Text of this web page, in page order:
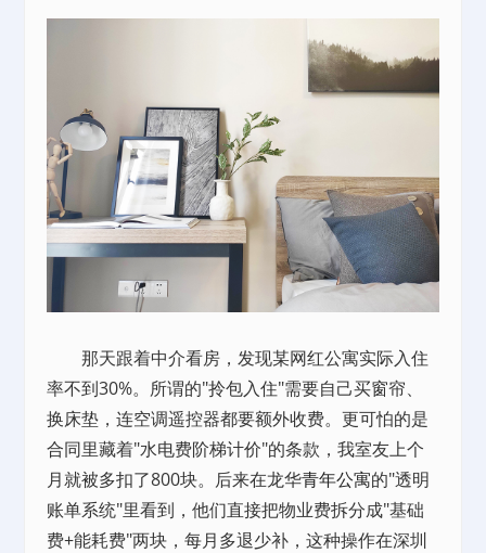
那天跟着中介看房，发现某网红公寓实际入住
率不到30%。所谓的"拎包入住"需要自己买窗帘、
换床垫，连空调遥控器都要额外收费。更可怕的是
合同里藏着"水电费阶梯计价"的条款，我室友上个
月就被多扣了800块。后来在龙华青年公寓的"透明
账单系统"里看到，他们直接把物业费拆分成"基础
费+能耗费"两块，每月多退少补，这种操作在深圳